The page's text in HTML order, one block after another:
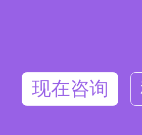
现在咨询